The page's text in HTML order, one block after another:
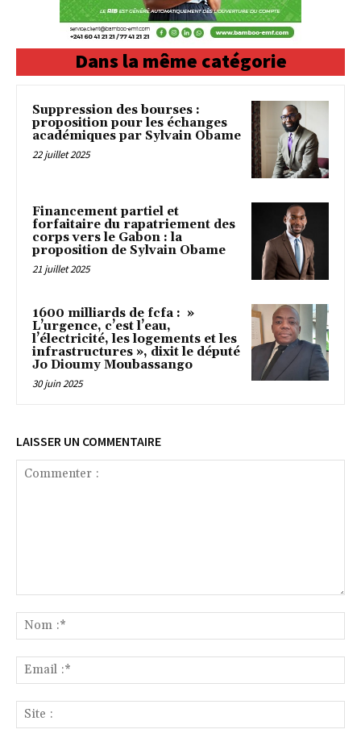
Dans la même catégorie
Suppression des bourses :
proposition pour les échanges
académiques par Sylvain Obame
22 juillet 2025
Financement partiel et
forfaitaire du rapatriement des
corps vers le Gabon : la
proposition de Sylvain Obame
21 juillet 2025
1600 milliards de fcfa : »
L’urgence, c’est l’eau,
l’électricité, les logements et les
infrastructures », dixit le député
Jo Dioumy Moubassango
30 juin 2025
LAISSER UN COMMENTAIRE
:*
:*
: